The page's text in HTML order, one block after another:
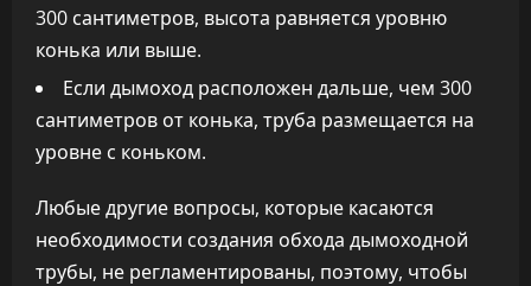
300 сантиметров, высота равняется уровню
конька или выше.
Если дымоход расположен дальше, чем 300
сантиметров от конька, труба размещается на
уровне с коньком.
Любые другие вопросы, которые касаются
необходимости создания обхода дымоходной
трубы, не регламентированы, поэтому, чтобы